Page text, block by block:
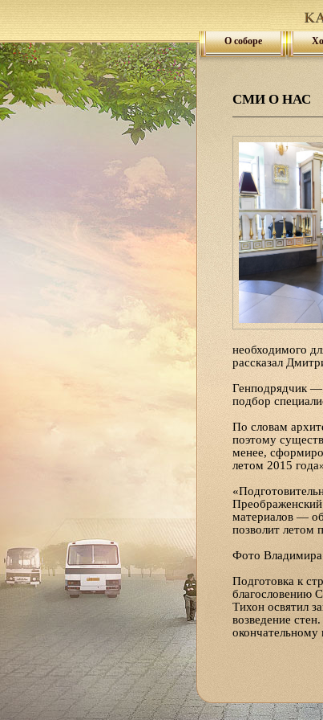
О соборе
СМИ О НАС
необходимого
рассказал
Генподрядчик —
подбор
По словам
поэтому
менее,
летом 2015
материалов —
позволит летом
Фото Владимира
Подготовка к
благословению
Тихон освятил
возведение
Собор
возможности
школа,
служба